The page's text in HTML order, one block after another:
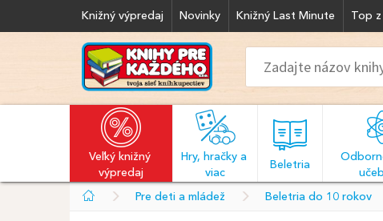
Knižný výpredaj Novinky Knižný Last Minute Top
Veľký knižný
výpredaj
Hry, hračky a
viac
Beletria
Pre deti a mládež Beletria do 10 rokov